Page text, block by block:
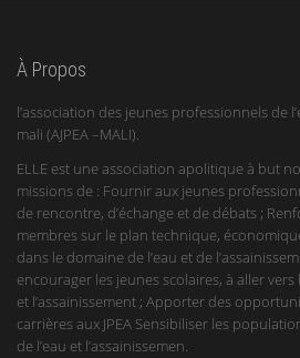
À Propos
l’association des jeunes professionnels de
mali (AJPEA –MALI).
ELLE est une association apolitique à but
missions de : Fournir aux jeunes
de rencontre, d’échange et de débats ;
membres sur le plan technique,
dans le domaine de l’eau et de
encourager les jeunes scolaires, à aller
et l’assainissement ; Apporter des
carrières aux JPEA Sensibiliser les
de l’eau et l’assainissemen.